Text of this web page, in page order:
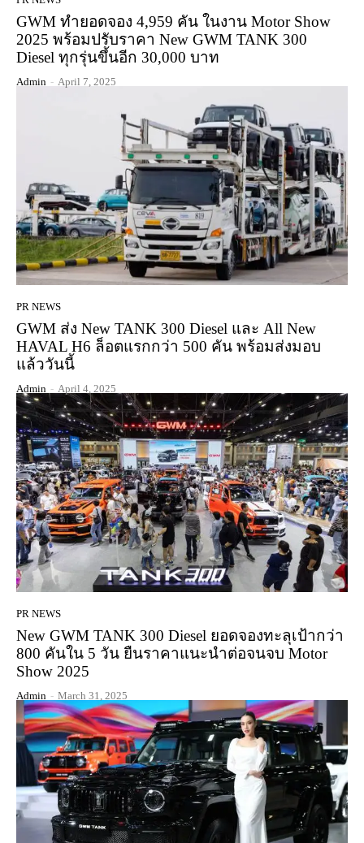
GWM ทำยอดจอง 4,959 คัน ในงาน Motor Show
2025 พร้อมปรับราคา New GWM TANK 300
Diesel ทุกรุ่นขึ้นอีก 30,000 บาท
Admin - April 7, 2025
PR NEWS
GWM ส่ง New TANK 300 Diesel และ All New
HAVAL H6 ล็อตแรกกว่า 500 คัน พร้อมส่งมอบ
แล้ววันนี้
Admin - April 4, 2025
PR NEWS
New GWM TANK 300 Diesel ยอดจองทะลุเป้ากว่า
800 คันใน 5 วัน ยืนราคาแนะนำต่อจนจบ Motor
Show 2025
Admin - March 31, 2025